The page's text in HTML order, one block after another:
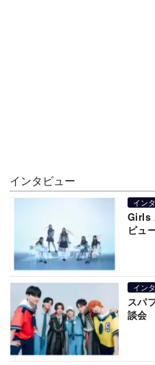
インタビュー
イン
Girls
ビュ
イン
スパ
談会